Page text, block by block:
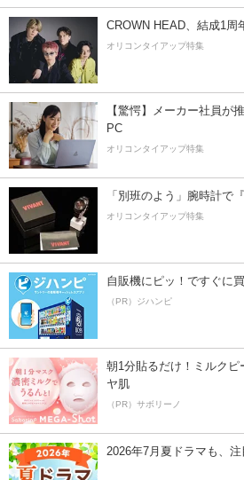
CROWN HEAD、結成1周
オリコンタイアップ特集
【驚愕】メーカー社員が
PC
オリコンタイアップ特集
「別班のよう」腕時計で
オリコンタイアップ特集
自販機にピッ！ですぐに
（PR）ジハンピ
朝1分貼るだけ！ミルク
ヤ肌
（PR）サボリーノ
2026年7月夏ドラマも、